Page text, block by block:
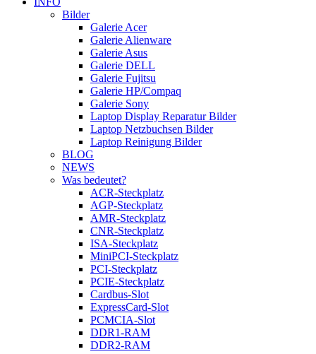
Bilder
Galerie Acer
Galerie Alienware
Galerie Asus
Galerie DELL
Galerie Fujitsu
Galerie HP/Compaq
Galerie Sony
Laptop Display Reparatur Bilder
Laptop Netzbuchsen Bilder
Laptop Reinigung Bilder
BLOG
NEWS
Was bedeutet?
ACR-Steckplatz
AGP-Steckplatz
AMR-Steckplatz
CNR-Steckplatz
ISA-Steckplatz
MiniPCI-Steckplatz
PCI-Steckplatz
PCIE-Steckplatz
Cardbus-Slot
ExpressCard-Slot
PCMCIA-Slot
DDR1-RAM
DDR2-RAM